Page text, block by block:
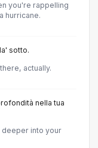
you're rappelling
hurricane.
la' sotto.
actually.
nella tua
deeper into your